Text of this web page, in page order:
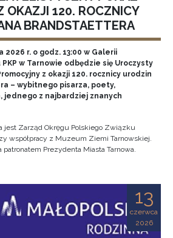
OKAZJI 120. ROCZNICY
BRANDSTAETTERA
r. o godz. 13:00 w Galerii
PKP w Tarnowie odbędzie się Uroczysty
z okazji 120. rocznicy urodzin
– wybitnego pisarza, poety,
jednego z najbardziej znanych
jest Zarząd Okręgu Polskiego Związku
współpracy z Muzeum Ziemi Tarnowskiej.
patronatem Prezydenta Miasta Tarnowa.
13
czerwca
2026